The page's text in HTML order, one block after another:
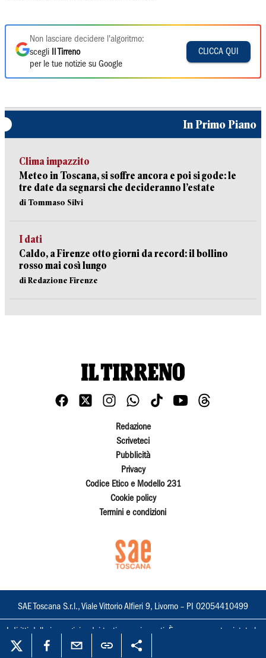
Non lasciare decidere l'algoritmo:
scegli
Il Tirreno
per le tue notizie su Google
CLICCA QUI
In Primo Piano
Clima impazzito
Meteo in Toscana, si soffre ancora e poi si gode: le
tre date da segnarsi che decideranno l’estate
di Tommaso Silvi
I dati
Caldo, a Firenze otto giorni da record: il bollino
rosso mai così lungo
di Redazione Firenze
Redazione
Scriveteci
Pubblicità
Privacy
Codice Etico e Modello 231
Cookie policy
Termini e condizioni
SAE Toscana S.r.l., Viale Vittorio Alfieri 9, Livorno – PI 02054410499
I diritti delle immagini e dei testi sono riservati. È espressamente vietata la
loro riproduzione con qualsiasi mezzo e l'adattamento totale o parziale.